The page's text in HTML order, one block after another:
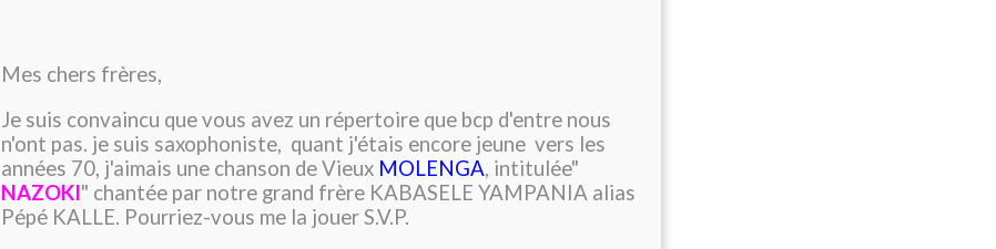
Mes chers frères,
Je suis convaincu que vous avez un répertoire que bcp d'entre nous
n'ont pas. je suis saxophoniste, quant j'étais encore jeune vers les
années 70, j'aimais une chanson de Vieux MOLENGA, intitulée"
NAZOKI" chantée par notre grand frère KABASELE YAMPANIA alias
Pépé KALLE. Pourriez-vous me la jouer S.V.P.